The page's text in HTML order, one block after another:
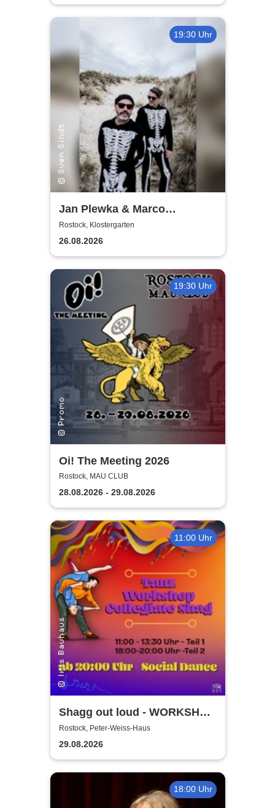
19:30 Uhr
Jan Plewka & Marco
Schmedtje - Between the
Lights
Rostock, Klostergarten
26.08.2026
19:30 Uhr
Oi! The Meeting 2026
Rostock, MAU CLUB
28.08.2026 - 29.08.2026
11:00 Uhr
Shagg out loud - WORKSHOP
+ Social Dance | Peter Weiss
Haus Rostock
Rostock, Peter-Weiss-Haus
29.08.2026
18:00 Uhr